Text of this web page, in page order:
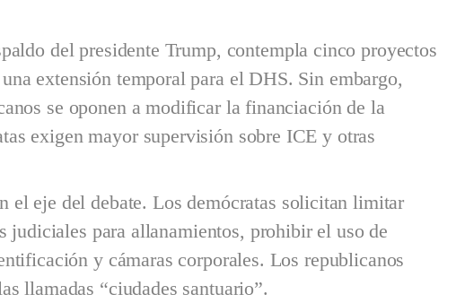
del presidente Trump, contempla cinco proyectos
extensión temporal para el DHS. Sin embargo,
se oponen a modificar la financiación de la
exigen mayor supervisión sobre ICE y otras
el eje del debate. Los demócratas solicitan limitar
judiciales para allanamientos, prohibir el uso de
y cámaras corporales. Los republicanos
llamadas “ciudades santuario”.